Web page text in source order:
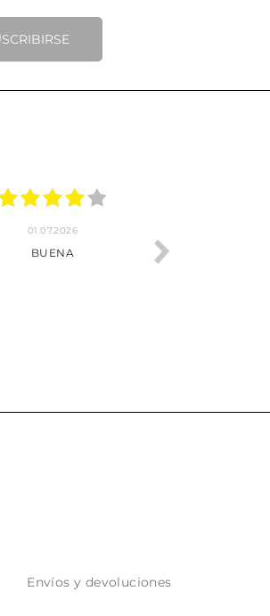
22.06.2026
muy completo
Envíos y devoluciones